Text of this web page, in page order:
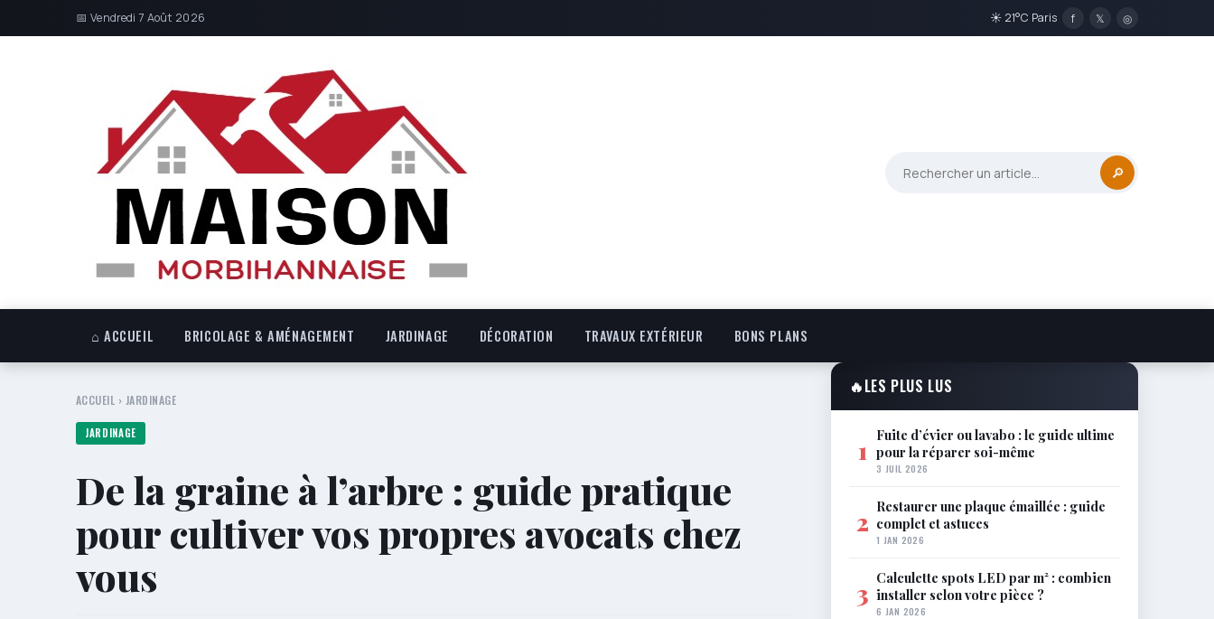
📅 Vendredi 7 Août 2026 ☀ 21°C Paris f 𝕏 ◎
🔎
⌂ ACCUEIL BRICOLAGE & AMÉNAGEMENT JARDINAGE DÉCORATION TRAVAUX EXTÉRIEUR BONS PLANS
ACCUEIL › JARDINAGE
JARDINAGE
De la graine à l’arbre : guide pratique
pour cultiver vos propres avocats chez
vous
🔥LES PLUS LUS
1 Fuite d’évier ou lavabo : le guide ultime
pour la réparer soi-même
3 JUIL 2026
2 Restaurer une plaque émaillée : guide
complet et astuces
1 JAN 2026
3 Calculette spots LED par m² : combien
installer selon votre pièce ?
6 JAN 2026